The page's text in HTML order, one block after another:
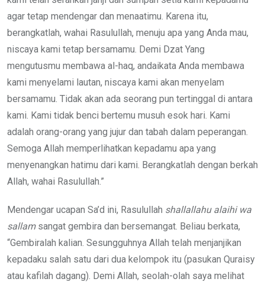
agar tetap mendengar dan menaatimu. Karena itu,
berangkatlah, wahai Rasulullah, menuju apa yang Anda mau,
niscaya kami tetap bersamamu. Demi Dzat Yang
mengutusmu membawa al-haq, andaikata Anda membawa
kami menyelami lautan, niscaya kami akan menyelam
bersamamu. Tidak akan ada seorang pun tertinggal di antara
kami. Kami tidak benci bertemu musuh esok hari. Kami
adalah orang-orang yang jujur dan tabah dalam peperangan.
Semoga Allah memperlihatkan kepadamu apa yang
menyenangkan hatimu dari kami. Berangkatlah dengan berkah
Allah, wahai Rasulullah.”
Mendengar ucapan Sa’d ini, Rasulullah shallallahu alaihi wa
sallamsangat gembira dan bersemangat. Beliau berkata,
“Gembiralah kalian. Sesungguhnya Allah telah menjanjikan
kepadaku salah satu dari dua kelompok itu (pasukan Quraisy
atau kafilah dagang). Demi Allah, seolah-olah saya melihat